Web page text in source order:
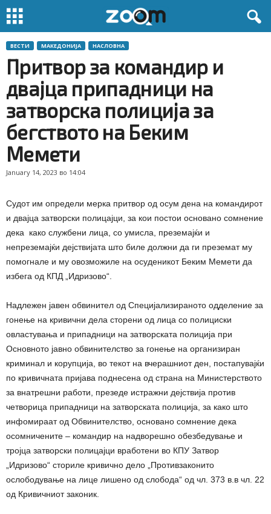
ВЕСТИ МАКЕДОНИЈА НАСЛОВНА
Притвор за командир и
двајца припадници на
затворска полиција за
бегството на Беким
Мемети
January 14, 2023 во 14:04
Судот им определи мерка притвор од осум дена на командирот
и двајца затворски полицајци, за кои постои основано сомнение
дека како службени лица, со умисла, преземајќи и
непреземајќи дејствијата што биле должни да ги преземат му
помогнале и му овозможиле на осуденикот Беким Мемети да
избега од КПД „Идризово“.
Надлежен јавен обвинител од Специјализираното одделение за
гонење на кривични дела сторени од лица со полициски
овластувања и припадници на затворската полиција при
Основното јавно обвинителство за гонење на организиран
криминал и корупција, во текот на вчерашниот ден, постапувајќи
по кривичната пријава поднесена од страна на Министерството
за внатрешни работи, презеде истражни дејствија против
четворица припадници на затворската полиција, за како што
инфомираат од Обвинителство, основано сомнение дека
осомничените – командир на надворешно обезбедување и
тројца затворски полицајци вработени во КПУ Затвор
„Идризово“ сториле кривично дело „Противзаконито
ослободување на лице лишено од слобода“ од чл. 373 в.в чл. 22
од Кривичниот законик.